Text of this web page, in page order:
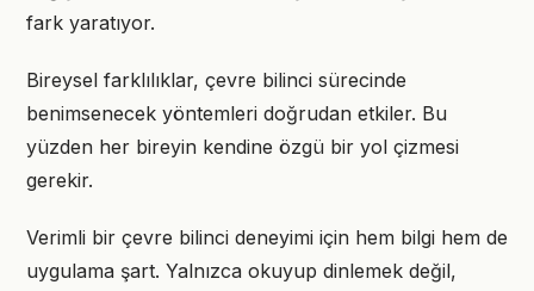
fark yaratıyor.
Bireysel farklılıklar, çevre bilinci sürecinde
benimsenecek yöntemleri doğrudan etkiler. Bu
yüzden her bireyin kendine özgü bir yol çizmesi
gerekir.
Verimli bir çevre bilinci deneyimi için hem bilgi hem de
uygulama şart. Yalnızca okuyup dinlemek değil,